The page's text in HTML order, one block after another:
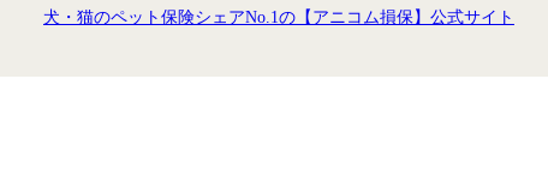
犬・猫のペット保険シェアNo.1の【アニコム損保】公式サイト